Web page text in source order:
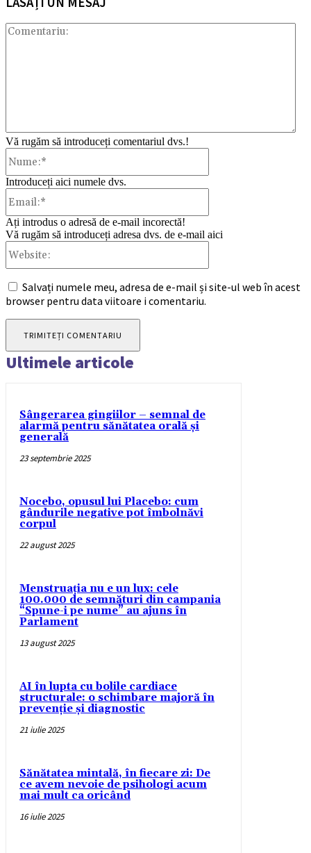
Vă rugăm să introduceți comentariul dvs.!
Introduceți aici numele dvs.
Ați introdus o adresă de e-mail incorectă!
Vă rugăm să introduceți adresa dvs. de e-mail aici
Salvați numele meu, adresa de e-mail și site-ul web în acest
browser pentru data viitoare i comentariu.
Ultimele articole
Sângerarea gingiilor – semnal de
alarmă pentru sănătatea orală și
generală
23 septembrie 2025
Nocebo, opusul lui Placebo: cum
gândurile negative pot îmbolnăvi
corpul
22 august 2025
Menstruația nu e un lux: cele
100.000 de semnături din campania
“Spune-i pe nume” au ajuns în
Parlament
13 august 2025
AI în lupta cu bolile cardiace
structurale: o schimbare majoră în
prevenție și diagnostic
21 iulie 2025
Sănătatea mintală, în fiecare zi: De
ce avem nevoie de psihologi acum
mai mult ca oricând
16 iulie 2025